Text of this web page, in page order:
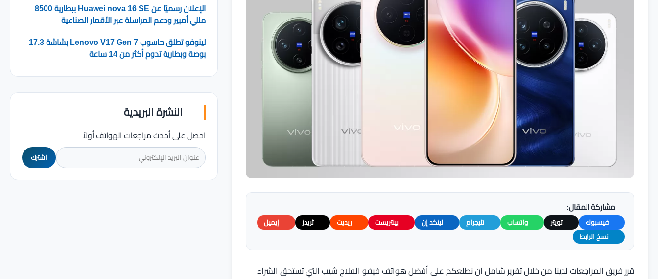
مشاركة المقال:
فيسبوك تويتر واتساب تليجرام لينكد إن بينتريست ريديت ثريدز
إيميل
نسخ الرابط
قرر فريق المراجعات لدينا من خلال تقرير شامل ان نطلعكم على أفضل هواتف فيفو الفلاج شيب التي تستحق الشراء
الإعلان رسميًا عن Huawei nova 16 SE ببطارية 8500
مللي أمبير ودعم المراسلة عبر الأقمار الصناعية
لينوفو تطلق حاسوب Lenovo V17 Gen 7 بشاشة 17.3
بوصة وبطارية تدوم أكثر من 14 ساعة
النشرة البريدية
احصل على أحدث مراجعات الهواتف أولاً
اشترك